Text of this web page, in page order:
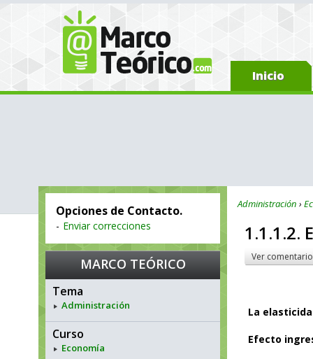
Inicio
Opciones de Contacto.
- Enviar correcciones
MARCO TEÓRICO
Tema
Administración
Curso
Economía
Administración
1.1.1.2.
Ver
La
Efecto